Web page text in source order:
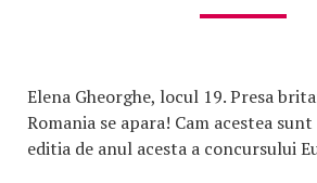
Elena Gheorghe, locul 19. Presa
Romania se apara! Cam acestea
editia de anul acesta a concursului